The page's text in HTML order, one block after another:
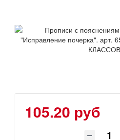
105.20 руб